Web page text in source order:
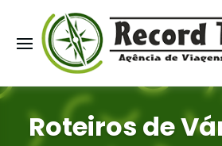
Roteiros de